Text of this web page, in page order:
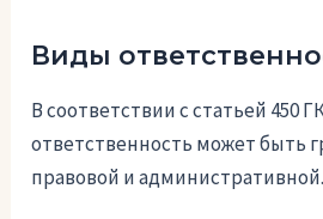
Виды
В соответствии с статьей 450
ответственность может быть
правовой и административной.